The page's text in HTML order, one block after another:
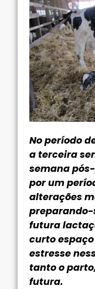
No período
a terceira
semana
por um
alterações
preparando-
futura
curto
estresse
tanto o
futura.